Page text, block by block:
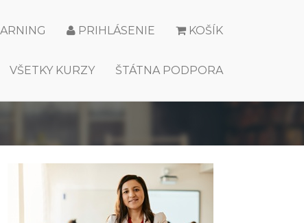
KOŠÍK
PRIHLÁSENIE
ŠTÁTNA PODPORA
VŠETKY KURZY